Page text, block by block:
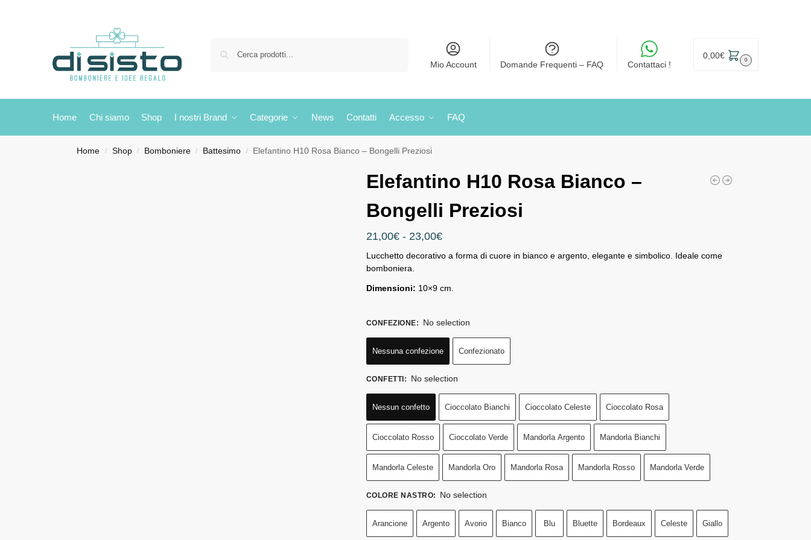
Mio Account Domande Frequenti – FAQ Contattaci !
0,00€ 0
Home Chi siamo Shop I nostri Brand Categorie News Contatti Accesso FAQ
Home / Shop / Bomboniere / Battesimo / Elefantino H10 Rosa Bianco – Bongelli Preziosi
Elefantino H10 Rosa Bianco –
Bongelli Preziosi
21,00€ - 23,00€
Lucchetto decorativo a forma di cuore in bianco e argento, elegante e simbolico. Ideale come
bomboniera.
Dimensioni: 10×9 cm.
CONFEZIONE: No selection
Nessuna confezione Confezionato
CONFETTI: No selection
Nessun confetto Cioccolato Bianchi Cioccolato Celeste Cioccolato Rosa
Cioccolato Rosso Cioccolato Verde Mandorla Argento Mandorla Bianchi
Mandorla Celeste Mandorla Oro Mandorla Rosa Mandorla Rosso Mandorla Verde
COLORE NASTRO: No selection
Arancione Argento Avorio Bianco Blu Bluette Bordeaux Celeste Giallo